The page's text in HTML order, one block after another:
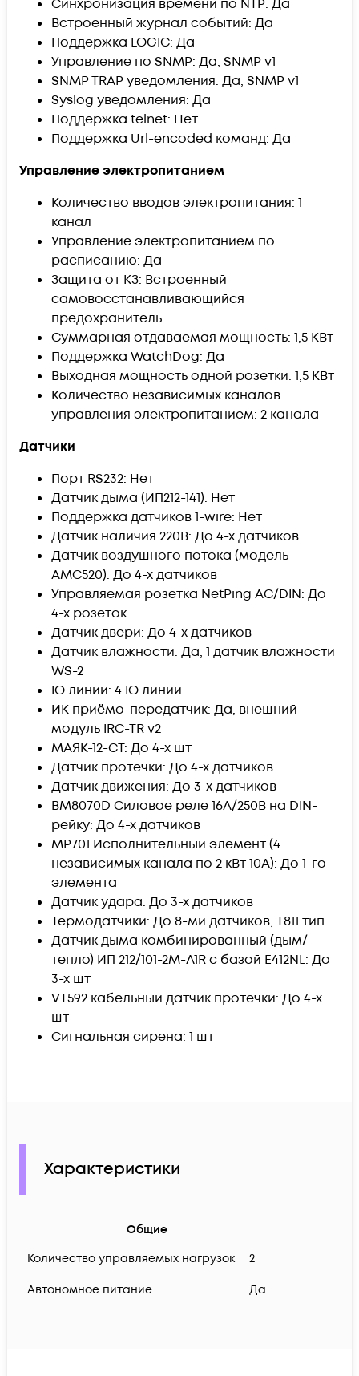
Синхронизация времени по NTP: Да
Встроенный журнал событий: Да
Поддержка LOGIC: Да
Управление по SNMP: Да, SNMP v1
SNMP TRAP уведомления: Да, SNMP v1
Syslog уведомления: Да
Поддержка telnet: Нет
Поддержка Url-encoded команд: Да
Управление электропитанием
Количество вводов электропитания: 1
канал
Управление электропитанием по
расписанию: Да
Защита от КЗ: Встроенный
самовосстанавливающийся
предохранитель
Суммарная отдаваемая мощность: 1,5 КВт
Поддержка WatchDog: Да
Выходная мощность одной розетки: 1,5 КВт
Количество независимых каналов
управления электропитанием: 2 канала
Датчики
Порт RS232: Нет
Датчик дыма (ИП212-141): Нет
Поддержка датчиков 1-wire: Нет
Датчик наличия 220В: До 4-х датчиков
Датчик воздушного потока (модель
АМС520): До 4-х датчиков
Управляемая розетка NetPing AC/DIN: До
4-х розеток
Датчик двери: До 4-х датчиков
Датчик влажности: Да, 1 датчик влажности
WS-2
IO линии: 4 IO линии
ИК приёмо-передатчик: Да, внешний
модуль IRC-TR v2
МАЯК-12-СТ: До 4-х шт
Датчик протечки: До 4-х датчиков
Датчик движения: До 3-х датчиков
BM8070D Силовое реле 16А/250В на DIN-
рейку: До 4-х датчиков
MP701 Исполнительный элемент (4
независимых канала по 2 кВт 10А): До 1-го
элемента
Датчик удара: До 3-х датчиков
Термодатчики: До 8-ми датчиков, T811 тип
Датчик дыма комбинированный (дым/
тепло) ИП 212/101-2М-A1R с базой Е412NL: До
3-х шт
VT592 кабельный датчик протечки: До 4-х
шт
Сигнальная сирена: 1 шт
Характеристики
Общие
Количество управляемых нагрузок
2
Автономное питание Да